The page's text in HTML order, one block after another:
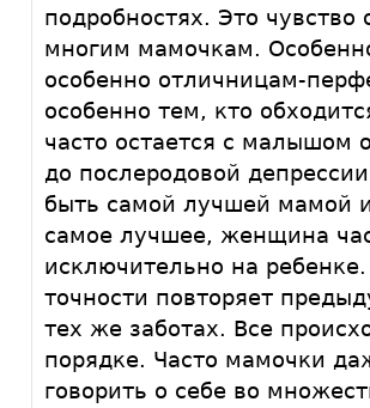
подробностях. Это чувство
многим мамочкам.
особенно отличницам-
особенно тем, кто
часто остается с малышом
до послеродовой
быть самой лучшей мамой
самое лучшее, женщина
исключительно на
точности повторяет
тех же заботах. Все
порядке. Часто мамочки
говорить о себе во